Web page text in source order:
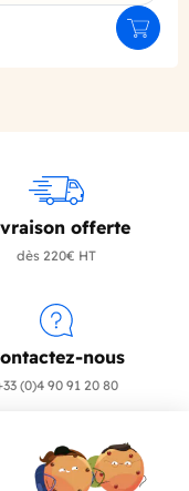
offerte
dès 220€ HT
nous
(0)4 90 91 20 80